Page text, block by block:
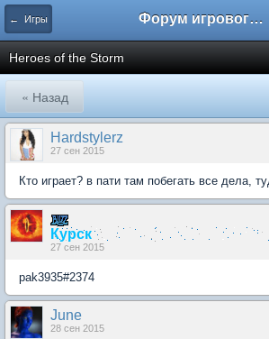
← Игры Форум игрового проекта Riverrise
Heroes of the Storm
« Назад
Hardstylerz
27 сен 2015
Кто играет? в пати там побегать все дела,
Курск
27 сен 2015
pak3935#2374
June
28 сен 2015